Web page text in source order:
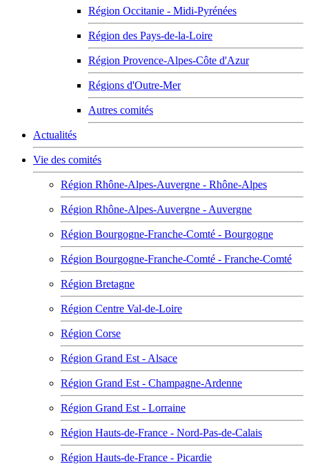
Région Occitanie - Midi-Pyrénées
Région des Pays-de-la-Loire
Région Provence-Alpes-Côte d'Azur
Régions d'Outre-Mer
Autres comités
Actualités
Vie des comités
Région Rhône-Alpes-Auvergne - Rhône-Alpes
Région Rhône-Alpes-Auvergne - Auvergne
Région Bourgogne-Franche-Comté - Bourgogne
Région Bourgogne-Franche-Comté - Franche-Comté
Région Bretagne
Région Centre Val-de-Loire
Région Corse
Région Grand Est - Alsace
Région Grand Est - Champagne-Ardenne
Région Grand Est - Lorraine
Région Hauts-de-France - Nord-Pas-de-Calais
Région Hauts-de-France - Picardie